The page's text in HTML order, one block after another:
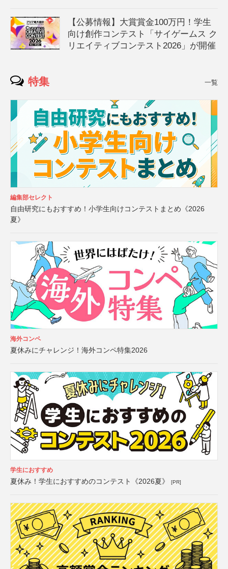
【公募情報】大賞賞金100万円！学生
向け創作コンテスト「サイゲームス ク
リエイティブコンテスト2026」が開催
特集 一覧
編集部セレクト
自由研究にもおすすめ！小学生向けコンテストまとめ《2026
夏》
海外コンペ
夏休みにチャレンジ！海外コンペ特集2026
学生におすすめ
夏休み！学生におすすめのコンテスト《2026夏》 [PR]